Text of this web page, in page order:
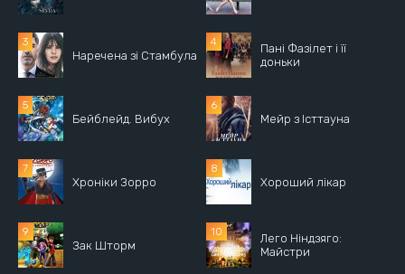
Наречена зі Стамбула
Пані Фазілет і її
доньки
Бейблейд. Вибух Мейр з Істтауна
Хроніки Зорро Хороший лікар
Зак Шторм
Лего Ніндзяго:
Майстри